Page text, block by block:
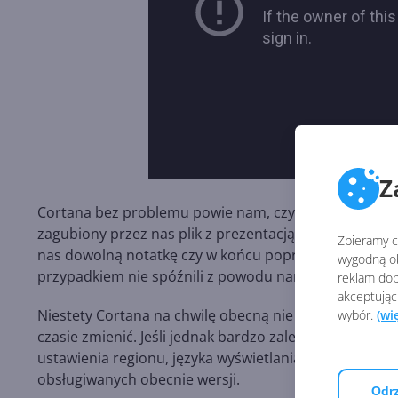
Zbieramy
wygodną
reklam
wybór.
Cortana bez problemu powie nam, czy będziemy
zagubiony przez nas plik z prezentacją PowerPoint,
nas dowolną notatkę czy w końcu poprosi nas o
przypadkiem nie spóźnili z powodu narastającego
Niestety Cortana na chwilę obecną nie jest dostępna
czasie zmienić. Jeśli jednak bardzo zależny nam na
ustawienia regionu, języka wyświetlania i języka
obsługiwanych obecnie wersji.